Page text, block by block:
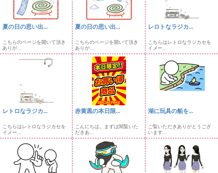
夏の日の思い出...
こちらのページを開いて頂き
ありが...
夏の日の思い出...
こちらのページを開いて頂き
ありが...
レロトなラジカ...
こちらはレトロなラジカセを
イメー...
レトロなラジカ...
こちらはレトロなラジカセを
イメー...
赤黄黒の本日限...
こんにちは。まずは閲覧いた
だきあ...
湖に玩具の船を...
ご覧いただきありがとうござ
います...